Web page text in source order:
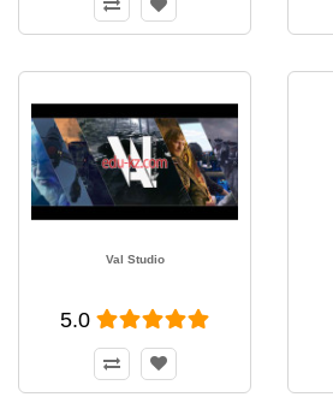
Val Studio
5.0